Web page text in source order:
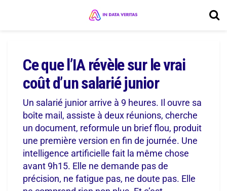
Ce que l’IA révèle sur le vrai
coût d’un salarié junior
Un salarié junior arrive à 9 heures. Il ouvre sa
boîte mail, assiste à deux réunions, cherche
un document, reformule un brief flou, produit
une première version en fin de journée. Une
intelligence artificielle fait la même chose
avant 9h15. Elle ne demande pas de
précision, ne fatigue pas, ne doute pas. Elle